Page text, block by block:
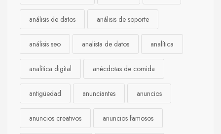
análisis de datos análisis de soporte
análisis seo analista de datos analítica
analítica digital anécdotas de comida
antigüedad anunciantes anuncios
anuncios creativos anuncios famosos